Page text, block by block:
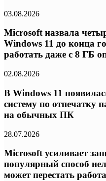
03.08.2026
Microsoft назвала
Windows 11 до конца
работать даже с 8 ГБ
02.08.2026
В Windows 11
систему по отпечатку
на обычных ПК
28.07.2026
Microsoft усиливает
популярный способ
может перестать